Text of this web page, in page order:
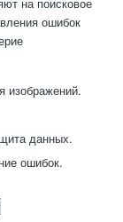
ошибок
изображений.
данных.
ошибок.